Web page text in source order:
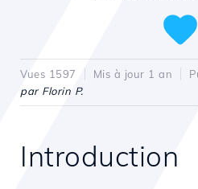
Vues 1597 Mis à jour 1 an
par Florin P.
Introduction